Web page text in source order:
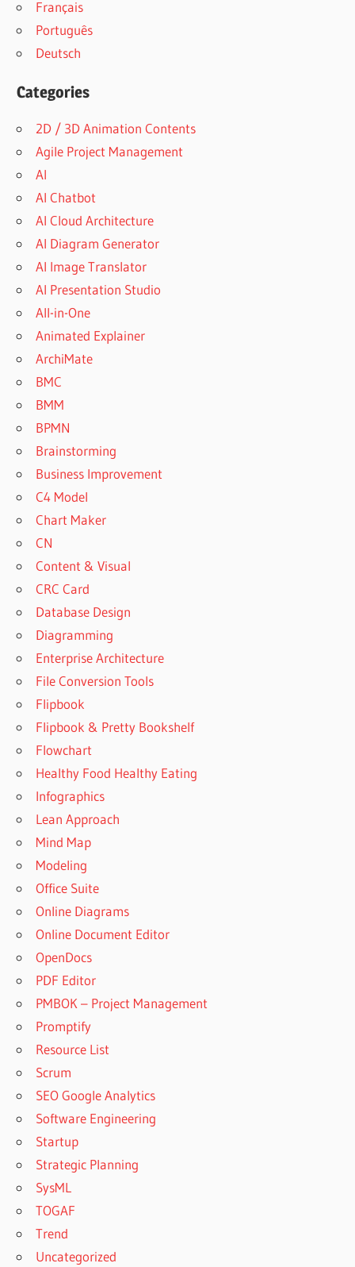
Français
Português
Deutsch
Categories
2D / 3D Animation Contents
Agile Project Management
AI
AI Chatbot
AI Cloud Architecture
AI Diagram Generator
AI Image Translator
AI Presentation Studio
All-in-One
Animated Explainer
ArchiMate
BMC
BMM
BPMN
Brainstorming
Business Improvement
C4 Model
Chart Maker
CN
Content & Visual
CRC Card
Database Design
Diagramming
Enterprise Architecture
File Conversion Tools
Flipbook
Flipbook & Pretty Bookshelf
Flowchart
Healthy Food Healthy Eating
Infographics
Lean Approach
Mind Map
Modeling
Office Suite
Online Diagrams
Online Document Editor
OpenDocs
PDF Editor
PMBOK – Project Management
Promptify
Resource List
Scrum
SEO Google Analytics
Software Engineering
Startup
Strategic Planning
SysML
TOGAF
Trend
Uncategorized